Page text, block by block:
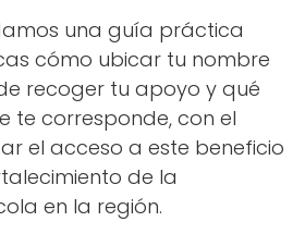
una guía práctica
cómo ubicar tu nombre
recoger tu apoyo y qué
te corresponde, con el
el acceso a este beneficio
de la
en la región.